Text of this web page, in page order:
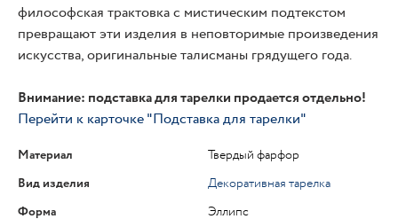
философская трактовка с мистическим подтекстом
превращают эти изделия в неповторимые произведения
искусства, оригинальные талисманы грядущего года.
Внимание: подставка для тарелки продается отдельно!
Перейти к карточке "Подставка для тарелки"
Материал
Твердый фарфор
Вид изделия
Декоративная тарелка
Форма
Эллипс